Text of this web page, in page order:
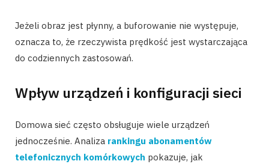
Jeżeli obraz jest płynny, a buforowanie nie występuje,
oznacza to, że rzeczywista prędkość jest wystarczająca
do codziennych zastosowań.
Wpływ urządzeń i konfiguracji sieci
Domowa sieć często obsługuje wiele urządzeń
jednocześnie. Analiza rankingu abonamentów
telefonicznych komórkowych pokazuje, jak